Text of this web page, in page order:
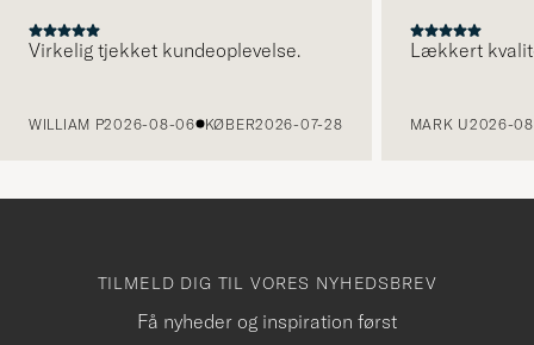
Virkelig tjekket kundeoplevelse.
WILLIAM P2026-08-06 KØBER2026-07-28
Lækkert
MARK U2026-
TILMELD DIG TIL VORES NYHEDSBREV
Få nyheder og inspiration først